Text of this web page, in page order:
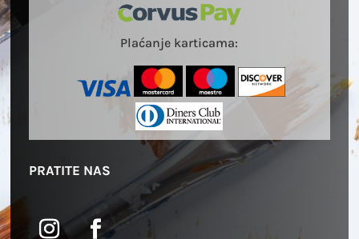
Plaćanje karticama:
PRATITE NAS